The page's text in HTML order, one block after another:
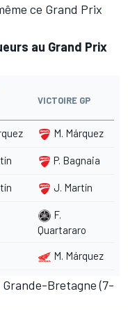
ce Grand Prix
au Grand Prix
VICTOIRE GP
M. Márquez
P. Bagnaia
J. Martín
F.
Quartararo
M. Márquez
Bretagne (7-